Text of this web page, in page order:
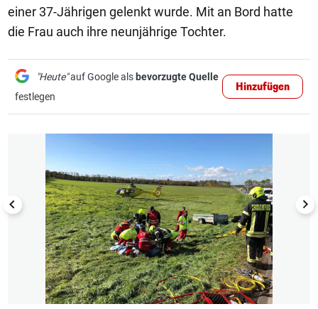
einer 37-Jährigen gelenkt wurde. Mit an Bord hatte
die Frau auch ihre neunjährige Tochter.
"Heute"auf Google als bevorzugte Quelle
festlegen
Hinzufügen
1/3